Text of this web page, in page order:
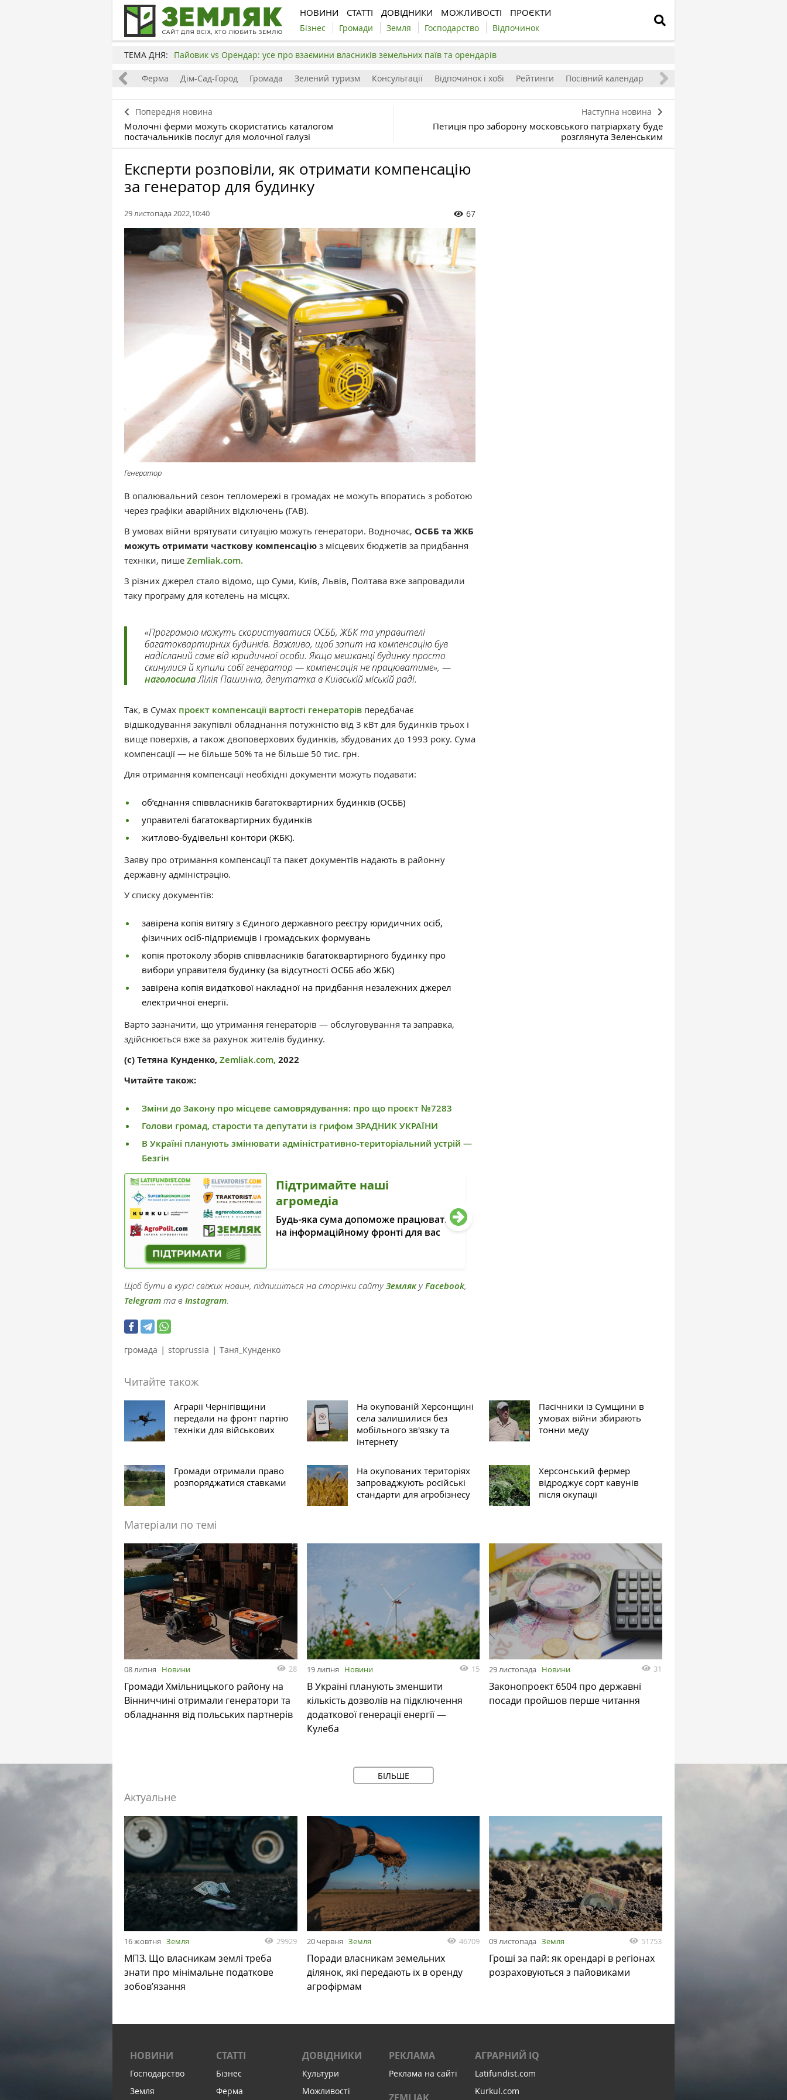
НОВИНИ СТАТТІ ДОВІДНИКИ МОЖЛИВОСТІ ПРОЄКТИ
Бізнес Громади Земля Господарство Відпочинок
ТЕМА ДНЯ: Пайовик vs Орендар: усе про взаємини власників земельних паїв та орендарів
Бізнес Ферма Дім-Сад-Город Громада Зелений туризм Консультації Відпочинок і хобі Рейтинги Посівний календар
Попередня новина
Молочні ферми можуть скористатись каталогом
постачальників послуг для молочної галузі
Наступна новина
Петиція про заборону московського патріархату буде
розглянута Зеленським
Експерти розповіли, як отримати компенсацію
за генератор для будинку
29 листопада 2022,10:40 67
Генератор
В опалювальний сезон тепломережі в громадах не можуть впоратись з роботою
через графіки аварійних відключень (ГАВ).
В умовах війни врятувати ситуацію можуть генератори. Водночас, ОСББ та ЖКБ
можуть отримати часткову компенсацію з місцевих бюджетів за придбання
техніки, пише Zemliak.com.
З різних джерел стало відомо, що Суми, Київ, Львів, Полтава вже запровадили
таку програму для котелень на місцях.
«Програмою можуть скористуватися ОСББ, ЖБК та управителі
багатоквартирних будинків. Важливо, щоб запит на компенсацію був
надісланий саме від юридичної особи. Якщо мешканці будинку просто
скинулися й купили собі генератор — компенсація не працюватиме», —
наголосила Лілія Пашинна, депутатка в Київській міській раді.
Так, в Сумах проєкт компенсації вартості генераторів передбачає
відшкодування закупівлі обладнання потужністю від 3 кВт для будинків трьох і
вище поверхів, а також двоповерхових будинків, збудованих до 1993 року. Сума
компенсації — не більше 50% та не більше 50 тис. грн.
Для отримання компенсації необхідні документи можуть подавати:
об’єднання співвласників багатоквартирних будинків (ОСББ)
управителі багатоквартирних будинків
житлово-будівельні контори (ЖБК).
Заяву про отримання компенсації та пакет документів надають в районну
державну адміністрацію.
У списку документів:
завірена копія витягу з Єдиного державного реєстру юридичних осіб,
фізичних осіб-підприємців і громадських формувань
копія протоколу зборів співвласників багатоквартирного будинку про
вибори управителя будинку (за відсутності ОСББ або ЖБК)
завірена копія видаткової накладної на придбання незалежних джерел
електричної енергії.
Варто зазначити, що утримання генераторів — обслуговування та заправка,
здійснюється вже за рахунок жителів будинку.
(с) Тетяна Кунденко,Zemliak.com, 2022
Читайте також:
Зміни до Закону про місцеве самоврядування: про що проєкт №7283
Голови громад, старости та депутати із грифом ЗРАДНИК УКРАЇНИ
В Україні планують змінювати адміністративно-територіальний устрій —
Безгін
Підтримайте наші
агромедіа
Будь-яка сума допоможе працювати
на інформаційному фронті для вас
Щоб бути в курсі свіжих новин, підпишіться на сторінки сайтуЗемлякуFacebook,
Telegram та в Instagram
громада | stoprussia | Таня_Кунденко
Читайте також
Аграрії Чернігівщини
передали на фронт партію
техніки для військових
На окупованій Херсонщині
села залишилися без
мобільного зв'язку та
інтернету
Пасічники із Сумщини в
умовах війни збирають
тонни меду
Громади отримали право
розпоряджатися ставками
На окупованих територіях
запроваджують російські
стандарти для агробізнесу
Херсонський фермер
відроджує сорт кавунів
після окупації
Матеріали по темі
08 липня Новини 28
Громади Хмільницького району на
Вінниччині отримали генератори та
обладнання від польських партнерів
19 липня Новини 15
В Україні планують зменшити
кількість дозволів на підключення
додаткової генерації енергії —
Кулеба
29 листопада Новини 31
Законопроект 6504 про державні
посади пройшов перше читання
БІЛЬШЕ
Актуальне
16 жовтня Земля 29929
МПЗ. Що власникам землі треба
знати про мінімальне податкове
зобов’язання
20 червня Земля 46709
Поради власникам земельних
ділянок, які передають їх в оренду
агрофірмам
09 листопада Земля 51753
Гроші за пай: як орендарі в регіонах
розраховуються з пайовиками
НОВИНИ
Господарство
Земля
СТАТТІ
Бізнес
Ферма
ДОВІДНИКИ
Культури
Можливості
РЕКЛАМА
Реклама на сайті
АГРАРНИЙ IQ
Latifundist.com
Kurkul.com